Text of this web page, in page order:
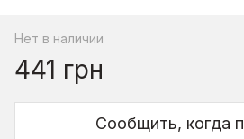
Нет в наличии
441 грн
Сообщить, когда